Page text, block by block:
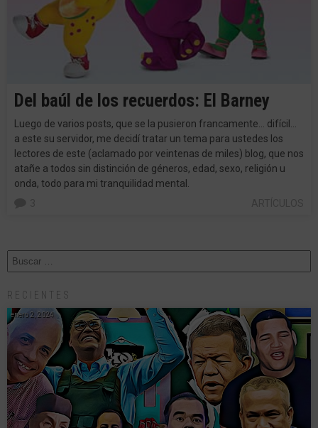
Del baúl de los recuerdos: El Barney
Luego de varios posts, que se la pusieron francamente… difícil…
a este su servidor, me decidí tratar un tema para ustedes los
lectores de este (aclamado por veintenas de miles) blog, que nos
atañe a todos sin distinción de géneros, edad, sexo, religión u
onda, todo para mi tranquilidad mental.
RECIENTES
enero 2, 2024